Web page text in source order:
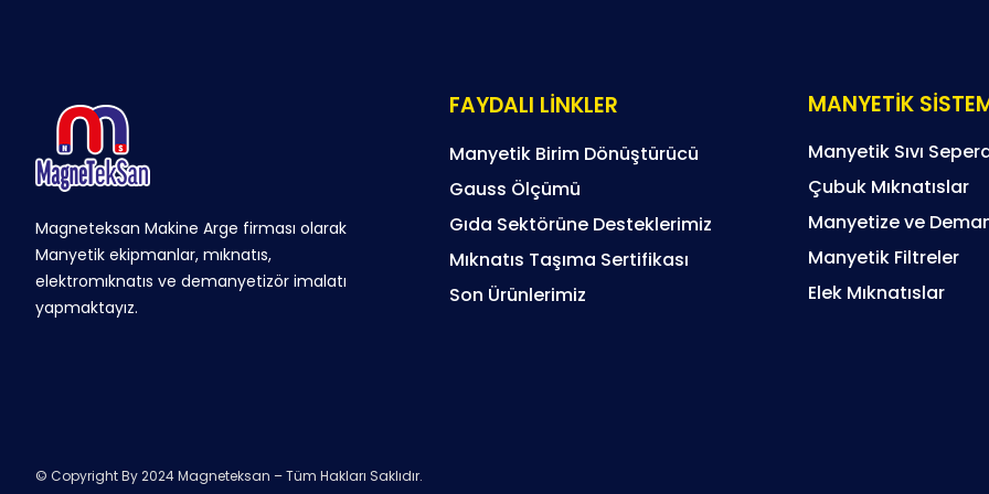
Magneteksan Makine Arge firması olarak
Manyetik ekipmanlar, mıknatıs,
elektromıknatıs ve demanyetizör imalatı
yapmaktayız.
FAYDALI LİNKLER
Manyetik Birim Dönüştürücü
Gauss Ölçümü
Gıda Sektörüne Desteklerimiz
Mıknatıs Taşıma Sertifikası
Son Ürünlerimiz
MANYETİK
Manyetik Sıvı
Çubuk Mıknatıslar
Manyetize ve
Manyetik Filtreler
Elek Mıknatıslar
© Copyright By 2024 Magneteksan – Tüm Hakları Saklıdır.